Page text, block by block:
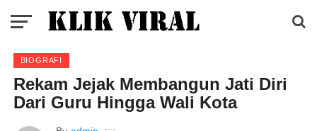
BIOGRAFI
Rekam Jejak Membangun Jati Diri
Dari Guru Hingga Wali Kota